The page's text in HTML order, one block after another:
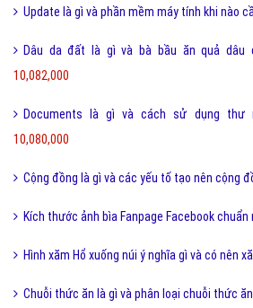
Update là gì và phần mềm máy tính khi nào
Dâu da đất là gì và bà bầu ăn quả dâu
10,082,000
Documents là gì và cách sử dụng thư
10,080,000
Cộng đồng là gì và các yếu tố tạo nên cộng
Kích thước ảnh bìa Fanpage Facebook chuẩn
Hình xăm Hổ xuống núi ý nghĩa gì và có nên
Chuỗi thức ăn là gì và phân loại chuỗi thức